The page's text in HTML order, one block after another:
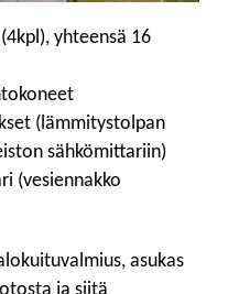
yhteensä 16
(lämmitystolpan
sähkömittariin)
(vesiennakko
asukas